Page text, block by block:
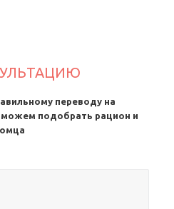
переводу на
подобрать рацион и